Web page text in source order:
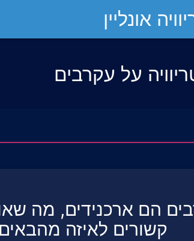
אונליין
על עקרבים
הם ארכנידים, מה
קשורים לאיזה